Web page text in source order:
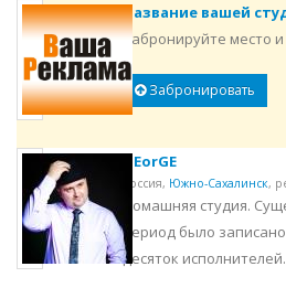
Название вашей
Забронируйте место
Забронировать
GEorGE
Россия, Южно-Сахалинск,
Домашняя студия.
период было
десяток исполнителей.